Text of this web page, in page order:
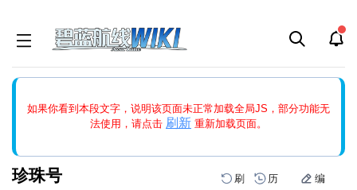
如果你看到本段文字，说明该页面未正常加载全局JS，部分功能无
法使用，请点击 刷新 重新加载页面。
能中的刷新按钮清除页面缓存并刷新，如果还有问题，请多尝试几
珍珠号 刷 历 编